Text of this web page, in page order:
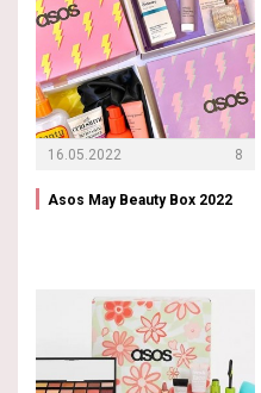
16.05.2022 8
Asos May Beauty Box 2022